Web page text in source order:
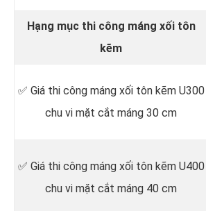
Hạng mục thi công máng xối tôn
kẽm
✅ Giá thi công máng xối tôn kẽm U300
chu vi mặt cắt máng 30 cm
✅ Giá thi công máng xối tôn kẽm U400
chu vi mặt cắt máng 40 cm